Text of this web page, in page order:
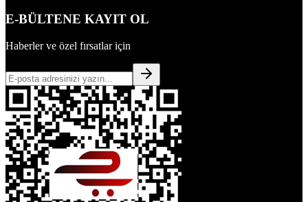
E-BÜLTENE KAYIT OL
Haberler ve özel fırsatlar için